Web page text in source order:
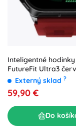
Inteligentné
FutureFit Ultra3
Externý sklad ?
59,90 €
Do